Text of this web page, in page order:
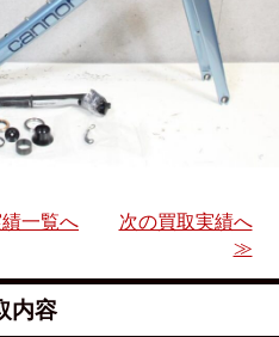
一覧へ
次の買取実績へ
≫
内容